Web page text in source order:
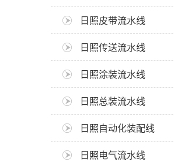
日照皮带流水线
日照传送流水线
日照涂装流水线
日照总装流水线
日照自动化装配线
日照电气流水线